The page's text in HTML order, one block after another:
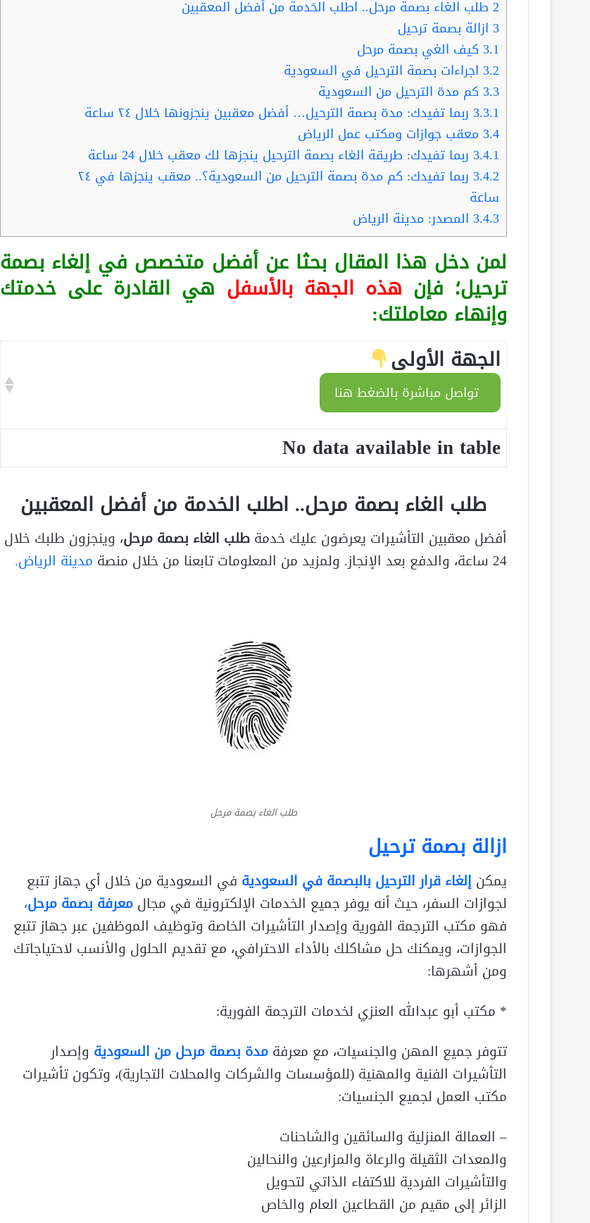
2 طلب الغاء بصمة مرحل.. اطلب الخدمة من أفضل المعقبين
3 ازالة بصمة ترحيل
3.1 كيف الغي بصمة مرحل
3.2 اجراءات بصمة الترحيل في السعودية
3.3 كم مدة الترحيل من السعودية
3.3.1 ربما تفيدك: مدة بصمة الترحيل… أفضل معقبين ينجزونها خلال ٢٤ ساعة
3.4معقب جوازات ومكتب عمل الرياض
3.4.1 ربما تفيدك: طريقة الغاء بصمة الترحيل ينجزها لك معقب خلال 24 ساعة
3.4.2
ربما تفيدك: كم مدة بصمة الترحيل من السعودية؟.. معقب ينجزها في ٢٤
ساعة
3.4.3 المصدر: مدينة الرياض
لمن دخل هذا المقال بحثا عن أفضل متخصص في إلغاء بصمة
ترحيل؛ فإن هذه الجهة بالأسفل هي القادرة على خدمتك
وإنهاء معاملتك:
الجهة الأولى
تواصل مباشرة بالضغط هنا
No data available in table
طلب الغاء بصمة مرحل.. اطلب الخدمة من أفضل المعقبين
أفضل معقبين التأشيرات يعرضون عليك خدمةطلب الغاء بصمة مرحل، وينجزون طلبك خلال
24 ساعة، والدفع بعد الإنجاز. ولمزيد من المعلومات تابعنا من خلال منصة
مدينة الرياض.
طلب الغاء بصمة مرحل
ازالة بصمة ترحيل
يمكنإلغاء قرار الترحيل بالبصمة في السعودية في السعودية من خلال أي جهاز تتبع
لجوازات السفر، حيث أنه يوفر جميع الخدمات الإلكترونية في مجالمعرفة بصمة مرحل،
فهو مكتب الترجمة الفورية وإصدار التأشيرات الخاصة وتوظيف الموظفين عبر جهاز تتبع
الجوازات، ويمكنك حل مشاكلك بالأداء الاحترافي، مع تقديم الحلول والأنسب لاحتياجاتك
ومن أشهرها:
* مكتب أبو عبدالله العنزي لخدمات الترجمة الفورية:
تتوفر جميع المهن والجنسيات، مع معرفةمدة بصمة مرحل من السعودية وإصدار
التأشيرات الفنية والمهنية (للمؤسسات والشركات والمحلات التجارية)، وتكون تأشيرات
مكتب العمل لجميع الجنسيات:
– العمالة المنزلية والسائقين والشاحنات
والمعدات الثقيلة والرعاة والمزارعين والنحالين
والتأشيرات الفردية للاكتفاء الذاتي لتحويل
الزائر إلى مقيم من القطاعين العام والخاص